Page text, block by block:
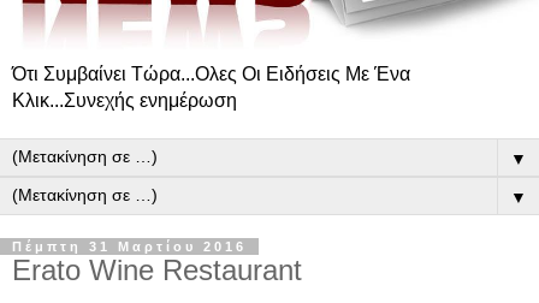
Ότι Συμβαίνει Τώρα...Ολες Οι Ειδήσεις Με Ένα
Κλικ...Συνεχής ενημέρωση
▼
▼
Πέμπτη 31 Μαρτίου 2016
Erato Wine Restaurant